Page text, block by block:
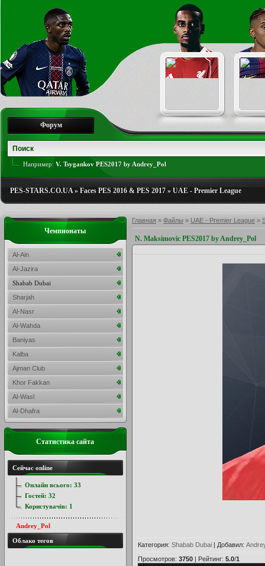
Форум
Например: V. Tsygankov PES2017 by Andrey_Pol
PES-STARS.CO.UA» Faces PES 2016 & PES 2017 » UAE - Premier League
Главная » Файлы » UAE - Premier League »
N. Maksimovic PES2017 by Andrey_Pol
Категория: Shabab Dubai | Добавил:
Просмотров: 3750 | Рейтинг: 5.0/1
Чемпионаты
Al-Ain
Al-Jazira
Shabab Dubai
Sharjah
Al-Nasr
Al-Wahda
Baniyas
Kalba
Ajman Club
Khor Fakkan
Al-Wasl
Al-Dhafra
Статистика сайта
Сейчас online
Онлайн всього: 33
Гостей: 32
Користувачів: 1
Andrey_Pol
Облако тегов